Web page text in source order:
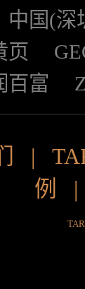
中国(深
页
百富
|
例
|